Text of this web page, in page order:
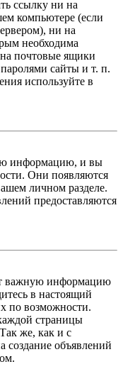
ссылку ни на
компьютере (если
ни на
необходима
почтовые ящики
сайты и т. п.
используйте в
информацию, и вы
Они появляются
личном разделе.
предоставляются
важную информацию
в настоящий
по возможности.
страницы
же, как и с
создание объявлений